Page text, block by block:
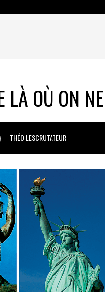
LÀ OÙ ON
THÉO LESCRUTATEUR